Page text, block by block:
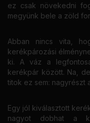
ez csak növekedni
megyünk bele a zöld
Abban nincs vita,
kerékpározási
ki. A váz a
kerékpár között. Na,
titok ez sem: nagyrészt
Egy jól kiválasztott
nagyot dobhat a